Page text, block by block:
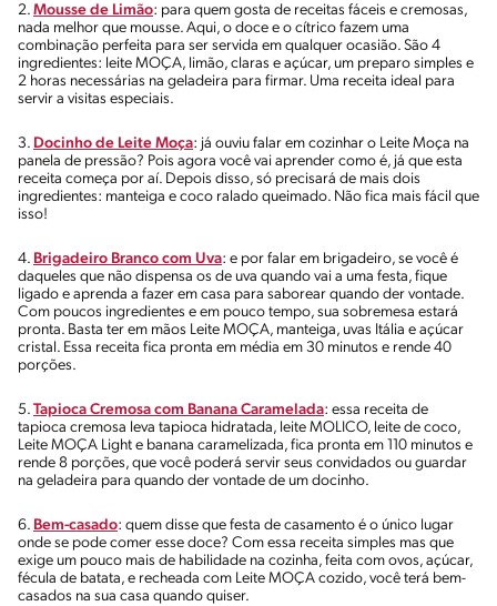
2. Mousse de Limão: para quem gosta de receitas fáceis e cremosas,
nada melhor que mousse. Aqui, o doce e o cítrico fazem uma
combinação perfeita para ser servida em qualquer ocasião. São 4
ingredientes: leite MOÇA, limão, claras e açúcar, um preparo simples e
2 horas necessárias na geladeira para firmar. Uma receita ideal para
servir a visitas especiais.
3. Docinho de Leite Moça: já ouviu falar em cozinhar o Leite Moça na
panela de pressão? Pois agora você vai aprender como é, já que esta
receita começa por aí. Depois disso, só precisará de mais dois
ingredientes: manteiga e coco ralado queimado. Não fica mais fácil que
isso!
4. Brigadeiro Branco com Uva: e por falar em brigadeiro, se você é
daqueles que não dispensa os de uva quando vai a uma festa, fique
ligado e aprenda a fazer em casa para saborear quando der vontade.
Com poucos ingredientes e em pouco tempo, sua sobremesa estará
pronta. Basta ter em mãos Leite MOÇA, manteiga, uvas Itália e açúcar
cristal. Essa receita fica pronta em média em 30 minutos e rende 40
porções.
5. Tapioca Cremosa com Banana Caramelada: essa receita de
tapioca cremosa leva tapioca hidratada, leite MOLICO, leite de coco,
Leite MOÇA Light e banana caramelizada, fica pronta em 110 minutos e
rende 8 porções, que você poderá servir seus convidados ou guardar
na geladeira para quando der vontade de um docinho.
6. Bem-casado: quem disse que festa de casamento é o único lugar
onde se pode comer esse doce? Com essa receita simples mas que
exige um pouco mais de habilidade na cozinha, feita com ovos, açúcar,
fécula de batata, e recheada com Leite MOÇA cozido, você terá bem-
casados na sua casa quando quiser.